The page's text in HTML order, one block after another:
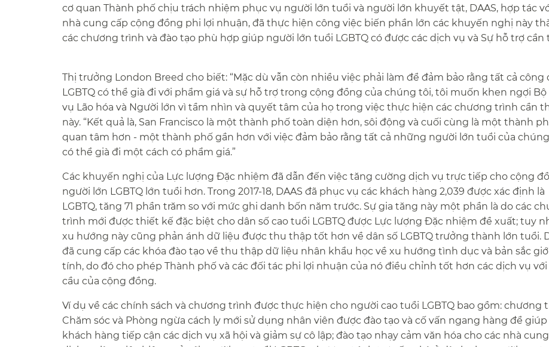
cơ quan Thành phố chịu trách nhiệm phục vụ người lớn tuổi và người lớn khuyết tật, DAAS, hợp tác
nhà cung cấp cộng đồng phi lợi nhuận, đã thực hiện công việc biến phần lớn các khuyến nghị này
các chương trình và đào tạo phù hợp giúp người lớn tuổi LGBTQ có được các dịch vụ và Sự hỗ trợ cần
Thị trưởng London Breed cho biết: “Mặc dù vẫn còn nhiều việc phải làm để đảm bảo rằng tất cả công
LGBTQ có thể già đi với phẩm giá và sự hỗ trợ trong cộng đồng của chúng tôi, tôi muốn khen ngợi Bộ
vụ Lão hóa và Người lớn vì tầm nhìn và quyết tâm của họ trong việc thực hiện các chương trình cần
này. “Kết quả là, San Francisco là một thành phố toàn diện hơn, sôi động và cuối cùng là một thành
quan tâm hơn - một thành phố gần hơn với việc đảm bảo rằng tất cả những người lớn tuổi của
có thể già đi một cách có phẩm giá.”​​
Các khuyến nghị của Lực lượng Đặc nhiệm đã dẫn đến việc tăng cường dịch vụ trực tiếp cho cộng
người lớn LGBTQ lớn tuổi hơn. Trong 2017-18, DAAS đã phục vụ các khách hàng 2,039 được xác định là
LGBTQ, tăng 71 phần trăm so với mức ghi danh bốn năm trước. Sự gia tăng này một phần là do các
trình mới được thiết kế đặc biệt cho dân số cao tuổi LGBTQ được Lực lượng Đặc nhiệm đề xuất; tuy
xu hướng này cũng phản ánh dữ liệu được thu thập tốt hơn về dân số LGBTQ trưởng thành lớn tuổi.
đã cung cấp các khóa đào tạo về thu thập dữ liệu nhân khẩu học về xu hướng tình dục và bản sắc
tính, do đó cho phép Thành phố và các đối tác phi lợi nhuận của nó điều chỉnh tốt hơn các dịch vụ
cầu của cộng đồng.​​
Ví dụ về các chính sách và chương trình được thực hiện cho người cao tuổi LGBTQ bao gồm: chương
Chăm sóc và Phòng ngừa cách ly mới sử dụng nhân viên được đào tạo và cố vấn ngang hàng để giúp
khách hàng tiếp cận các dịch vụ xã hội và giảm sự cô lập; đào tạo nhạy cảm văn hóa cho các nhà